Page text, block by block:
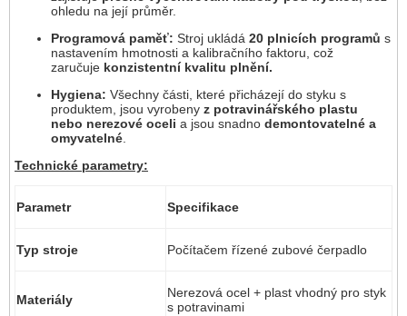
ohledu na její průměr.
Programová paměť: Stroj ukládá 20 plnicích programů s
nastavením hmotnosti a kalibračního faktoru, což
zaručuje konzistentní kvalitu plnění.
Hygiena: Všechny části, které přicházejí do styku s
produktem, jsou vyrobeny z potravinářského plastu
nebo nerezové oceli a jsou snadno demontovatelné a
omyvatelné.
Technické parametry:
Parametr Specifikace
Typ stroje Počítačem řízené zubové čerpadlo
Materiály
Nerezová ocel + plast vhodný pro styk
s potravinami